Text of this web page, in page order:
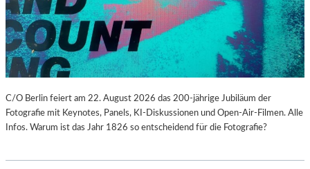
C/O Berlin feiert am 22. August 2026 das 200-jährige Jubiläum der
Fotografie mit Keynotes, Panels, KI-Diskussionen und Open-Air-Filmen. Alle
Infos. Warum ist das Jahr 1826 so entscheidend für die Fotografie?